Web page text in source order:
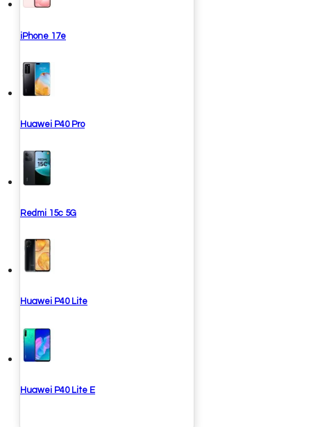
iPhone 17e
Huawei P40 Pro
Redmi 15c 5G
Huawei P40 Lite
Huawei P40 Lite E